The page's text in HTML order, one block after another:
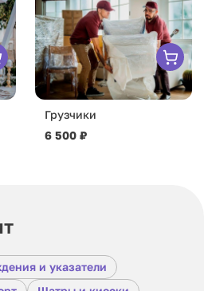
Грузчики
6 500 ₽
и указатели